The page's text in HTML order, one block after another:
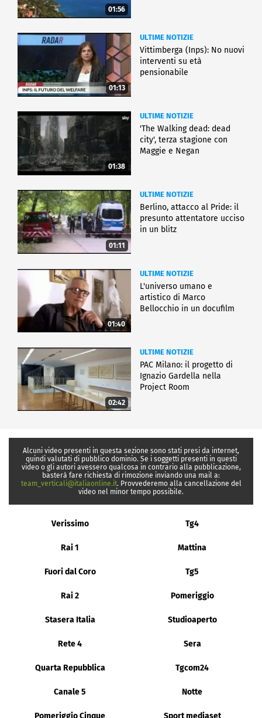
01:56
01:13
ULTIME NOTIZIE
Vittimberga (Inps): No nuovi
interventi su età
pensionabile
01:38
ULTIME NOTIZIE
'The Walking dead: dead
city', terza stagione con
Maggie e Negan
01:11
ULTIME NOTIZIE
Berlino, attacco al Pride: il
presunto attentatore ucciso
in un blitz
01:40
ULTIME NOTIZIE
L'universo umano e
artistico di Marco
Bellocchio in un docufilm
02:42
ULTIME NOTIZIE
PAC Milano: il progetto di
Ignazio Gardella nella
Project Room
Alcuni video presenti in questa sezione sono stati presi da internet,
quindi valutati di pubblico dominio. Se i soggetti presenti in questi
video o gli autori avessero qualcosa in contrario alla pubblicazione,
basterà fare richiesta di rimozione inviando una mail a:
team_verticali@italiaonline.it. Provvederemo alla cancellazione del
video nel minor tempo possibile.
Verissimo Tg4
Rai 1 Mattina
Fuori dal Coro Tg5
Rai 2 Pomeriggio
Stasera Italia Studioaperto
Rete 4 Sera
Quarta Repubblica Tgcom24
Canale 5 Notte
Pomeriggio Cinque Sport mediaset